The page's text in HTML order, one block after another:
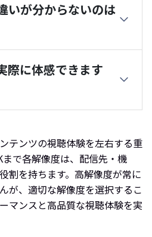
いが分からないのは
際に体感できます
テンツの視聴体験を左右する重
で各解像度は、配信先・機
割を持ちます。高解像度が常に
が、適切な解像度を選択するこ
マンスと高品質な視聴体験を実